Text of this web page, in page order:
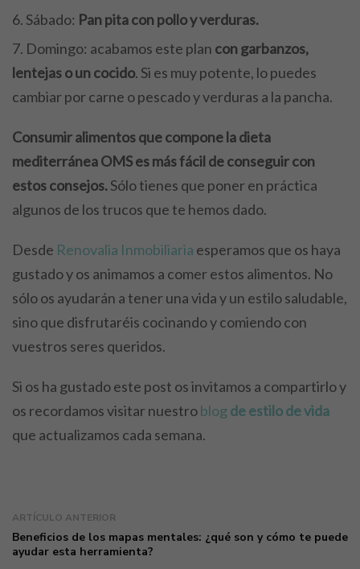
Sábado: Pan pita con pollo y verduras.
Domingo: acabamos este plan con garbanzos,
lentejas o un cocido. Si es muy potente, lo puedes
cambiar por carne o pescado y verduras a la pancha.
Consumir alimentos que compone la dieta
mediterránea OMS es más fácil de conseguir con
estos consejos.Sólo tienes que poner en práctica
algunos de los trucos que te hemos dado.
Desde Renovalia Inmobiliaria esperamos que os haya
gustado y os animamos a comer estos alimentos. No
sólo os ayudarán a tener una vida y un estilo saludable,
sino que disfrutaréis cocinando y comiendo con
vuestros seres queridos.
Si os ha gustado este post os invitamos a compartirlo y
os recordamos visitar nuestroblogde estilo de vida
que actualizamos cada semana.
ARTÍCULO ANTERIOR
Beneficios de los mapas mentales: ¿qué son y cómo te puede
ayudar esta herramienta?